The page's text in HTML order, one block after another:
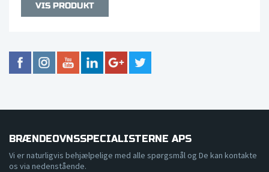
BRÆNDEOVNSSPECIALISTERNE APS
Vi er naturligvis behjælpelige med alle spørgsmål og De kan kontakte
os via nedenstående.